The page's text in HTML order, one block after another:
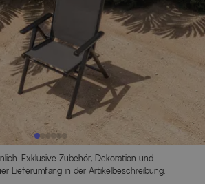
Exklusive Zubehör, Dekoration und
Lieferumfang in der Artikelbeschreibung.